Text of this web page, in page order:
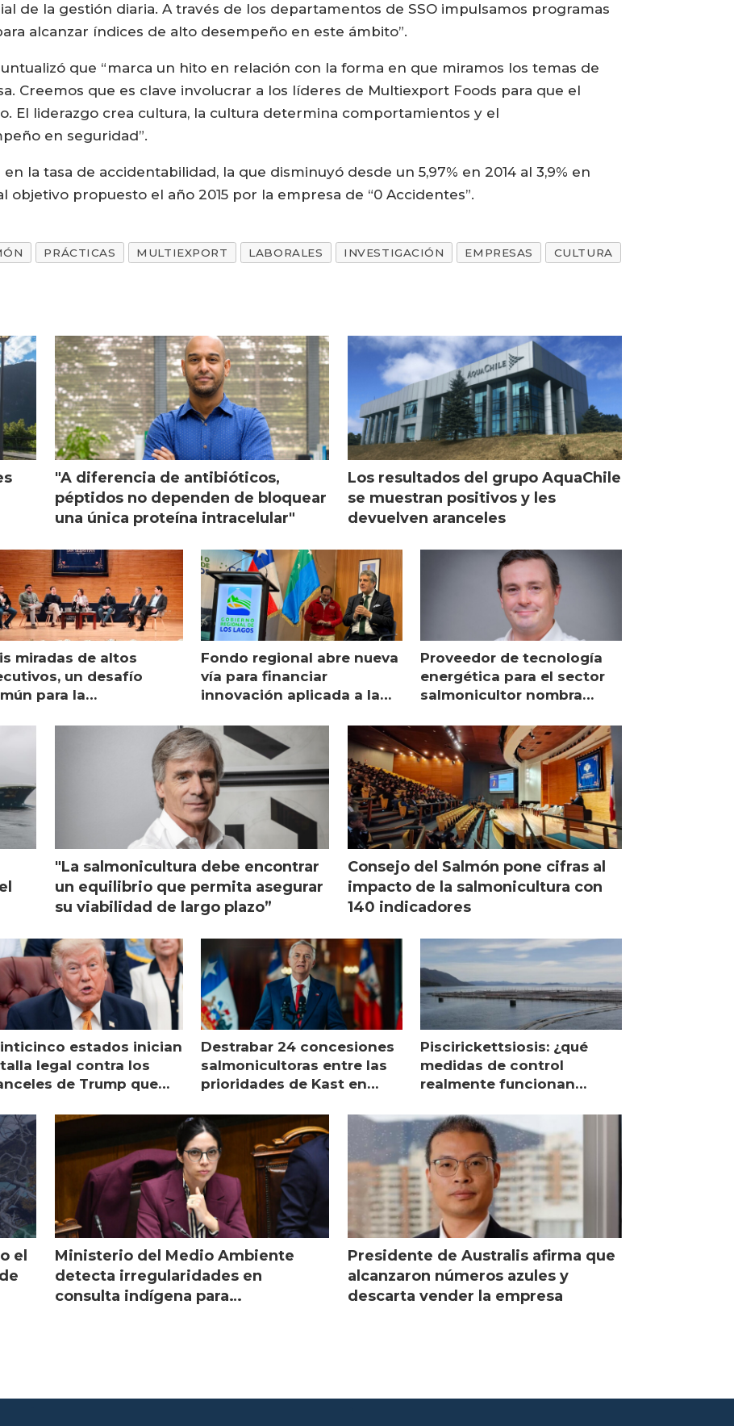
de la gestión diaria. A través de los departamentos de SSO impulsamos programas
alcanzar índices de alto desempeño en este ámbito”.
que “marca un hito en relación con la forma en que miramos los temas de
Creemos que es clave involucrar a los líderes de Multiexport Foods para que el
El liderazgo crea cultura, la cultura determina comportamientos y el
en seguridad”.
la tasa de accidentabilidad, la que disminuyó desde un 5,97% en 2014 al 3,9% en
objetivo propuesto el año 2015 por la empresa de “0 Accidentes”.
PRÁCTICAS MULTIEXPORT LABORALES INVESTIGACIÓN EMPRESAS
CULTURA
"A diferencia de antibióticos,
péptidos no dependen de bloquear
una única proteína intracelular"
Los resultados del grupo AquaChile
se muestran positivos y les
devuelven aranceles
miradas de altos
un desafío
para la
Fondo regional abre nueva
vía para financiar
innovación aplicada a la
Proveedor de tecnología
energética para el sector
salmonicultor nombra
"La salmonicultura debe encontrar
un equilibrio que permita asegurar
su viabilidad de largo plazo”
Consejo del Salmón pone cifras al
impacto de la salmonicultura con
140 indicadores
estados inician
legal contra los
de Trump que
Destrabar 24 concesiones
salmonicultoras entre las
prioridades de Kast en
Piscirickettsiosis: ¿qué
medidas de control
realmente funcionan
el
Ministerio del Medio Ambiente
detecta irregularidades en
consulta indígena para
Presidente de Australis afirma que
alcanzaron números azules y
descarta vender la empresa